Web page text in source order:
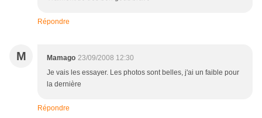
Répondre
M Mamago 23/09/2008 12:30
Je vais les essayer. Les photos sont belles, j'ai un faible pour
la dernière
Répondre